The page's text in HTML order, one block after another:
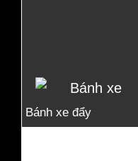
Bánh xe đẩy